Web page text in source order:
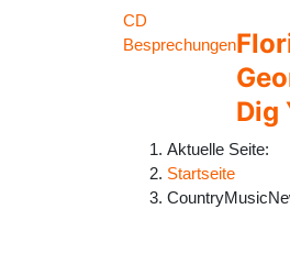
CD
Besprechungen
Dig
Aktuelle Seite:
Startseite